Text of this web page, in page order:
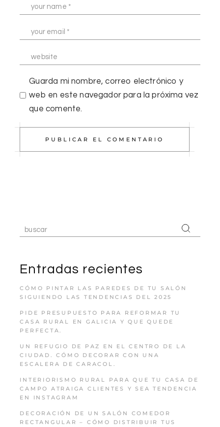
Guarda mi nombre, correo electrónico y
web en este navegador para la próxima vez
que comente.
PUBLICAR EL COMENTARIO
Entradas recientes
CÓMO PINTAR LAS PAREDES DE TU SALÓN
SIGUIENDO LAS TENDENCIAS DEL 2025
PIDE PRESUPUESTO PARA REFORMAR TU
CASA RURAL EN GALICIA Y QUE QUEDE
PERFECTA.
UN REFUGIO DE PAZ EN EL CENTRO DE LA
CIUDAD. CÓMO DECORAR CON UNA
ESCALERA DE CARACOL.
INTERIORISMO RURAL PARA QUE TU CASA DE
CAMPO ATRAIGA CLIENTES Y SEA TENDENCIA
EN INSTAGRAM
DECORACIÓN DE UN SALÓN COMEDOR
RECTANGULAR – CÓMO DISTRIBUIR TUS